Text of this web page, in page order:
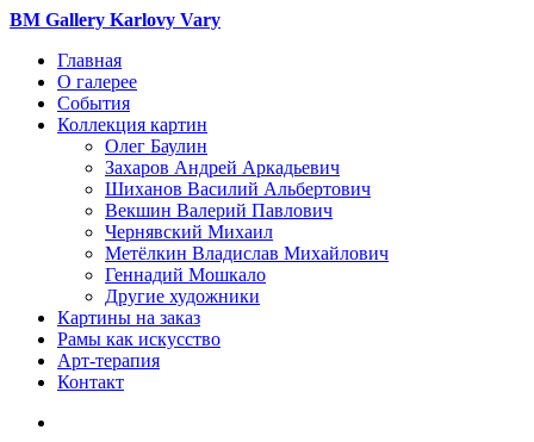
BM Gallery Karlovy Vary
Главная
О галерее
События
Коллекция картин
Олег Баулин
Захаров Андрей Аркадьевич
Шиханов Василий Альбертович
Векшин Валерий Павлович
Чернявский Михаил
Метёлкин Владислав Михайлович
Геннадий Мошкало
Другие художники
Картины на заказ
Рамы как искусство
Арт-терапия
Контакт